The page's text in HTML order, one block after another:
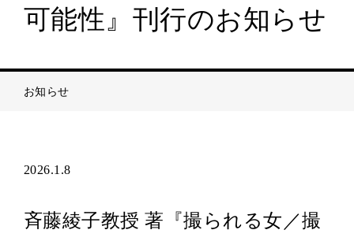
可能性』刊行のお知らせ
お知らせ
2026.1.8
斉藤綾子教授 著『撮られる女／撮